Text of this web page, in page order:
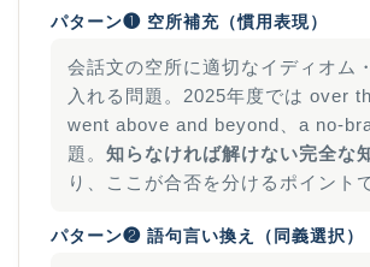
パターン❶ 空所補充（慣用表現）
会話文の空所に適切なイディオム
入れる問題。2025年度では over
went above and beyond、a no-
題。 知らなければ解けない完全な
り、ここが合否を分けるポイント
パターン❷ 語句言い換え（同義選択）